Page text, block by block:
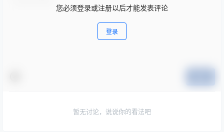
您必须登录或注册以后才能发表评论
登录
暂无讨论，说说你的看法吧